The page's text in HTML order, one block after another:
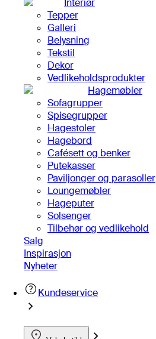
Interiør
Tepper
Galleri
Belysning
Tekstil
Dekor
Vedlikeholdsprodukter
Hagemøbler
Sofagrupper
Spisegrupper
Hagestoler
Hagebord
Cafésett og benker
Putekasser
Paviljonger og parasoller
Loungemøbler
Hageputer
Solsenger
Tilbehør og vedlikehold
Salg
Inspirasjon
Nyheter
Kundeservice